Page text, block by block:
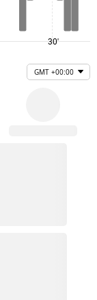
30'
GMT +00:00